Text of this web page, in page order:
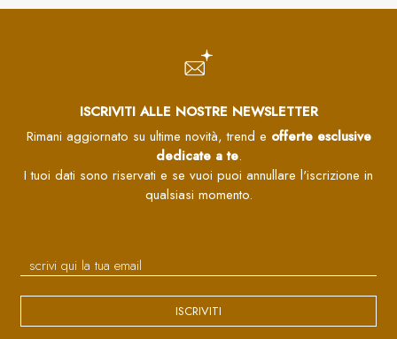
ISCRIVITI ALLE NOSTRE NEWSLETTER
Rimani aggiornato su ultime novità, trend e offerte esclusive
dedicate a te.
I tuoi dati sono riservati e se vuoi puoi annullare l'iscrizione in
qualsiasi momento.
ISCRIVITI